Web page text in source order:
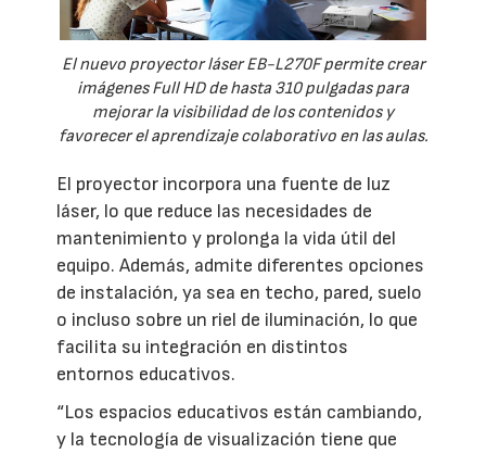
El nuevo proyector láser EB-L270F permite crear
imágenes Full HD de hasta 310 pulgadas para
mejorar la visibilidad de los contenidos y
favorecer el aprendizaje colaborativo en las aulas.
El proyector incorpora una fuente de luz
láser, lo que reduce las necesidades de
mantenimiento y prolonga la vida útil del
equipo. Además, admite diferentes opciones
de instalación, ya sea en techo, pared, suelo
o incluso sobre un riel de iluminación, lo que
facilita su integración en distintos
entornos educativos.
“Los espacios educativos están cambiando,
y la tecnología de visualización tiene que